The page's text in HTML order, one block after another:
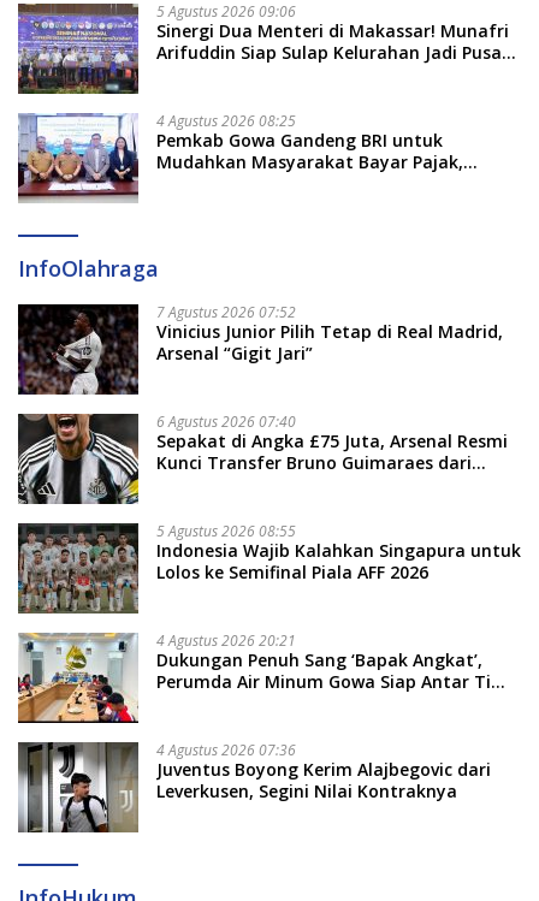
5 Agustus 2026 09:06
Sinergi Dua Menteri di Makassar! Munafri
Arifuddin Siap Sulap Kelurahan Jadi Pusat
4 Agustus 2026 08:25
Pemkab Gowa Gandeng BRI untuk
Mudahkan Masyarakat Bayar Pajak,
InfoOlahraga
7 Agustus 2026 07:52
Vinicius Junior Pilih Tetap di Real Madrid,
Arsenal “Gigit Jari”
6 Agustus 2026 07:40
Sepakat di Angka £75 Juta, Arsenal Resmi
Kunci Transfer Bruno Guimaraes dari
5 Agustus 2026 08:55
Indonesia Wajib Kalahkan Singapura untuk
Lolos ke Semifinal Piala AFF 2026
4 Agustus 2026 20:21
Dukungan Penuh Sang ‘Bapak Angkat’,
Perumda Air Minum Gowa Siap Antar Tim
4 Agustus 2026 07:36
Juventus Boyong Kerim Alajbegovic dari
Leverkusen, Segini Nilai Kontraknya